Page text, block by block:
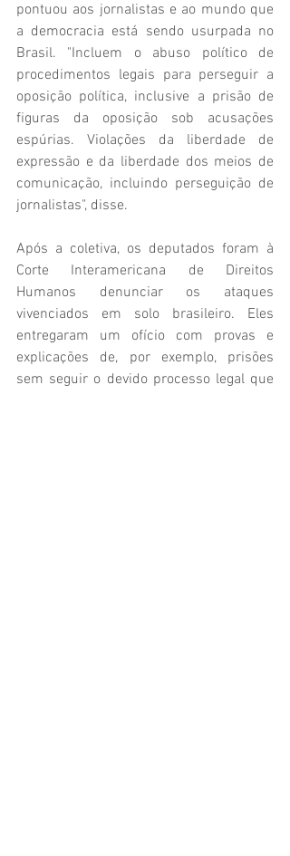
pontuou aos jornalistas e ao mundo que
a democracia está sendo usurpada no
Brasil. "Incluem o abuso político de
procedimentos legais para perseguir a
oposição política, inclusive a prisão de
figuras da oposição sob acusações
espúrias. Violações da liberdade de
expressão e da liberdade dos meios de
comunicação, incluindo perseguição de
jornalistas", disse.
Após a coletiva, os deputados foram à
Corte Interamericana de Direitos
Humanos denunciar os ataques
vivenciados em solo brasileiro. Eles
entregaram um ofício com provas e
explicações de, por exemplo, prisões
sem seguir o devido processo legal que